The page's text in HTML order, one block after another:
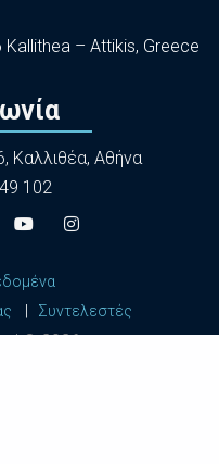
– Attikis, Greece
Καλλιθέα, Αθήνα
102
Συντελεστές
©2026